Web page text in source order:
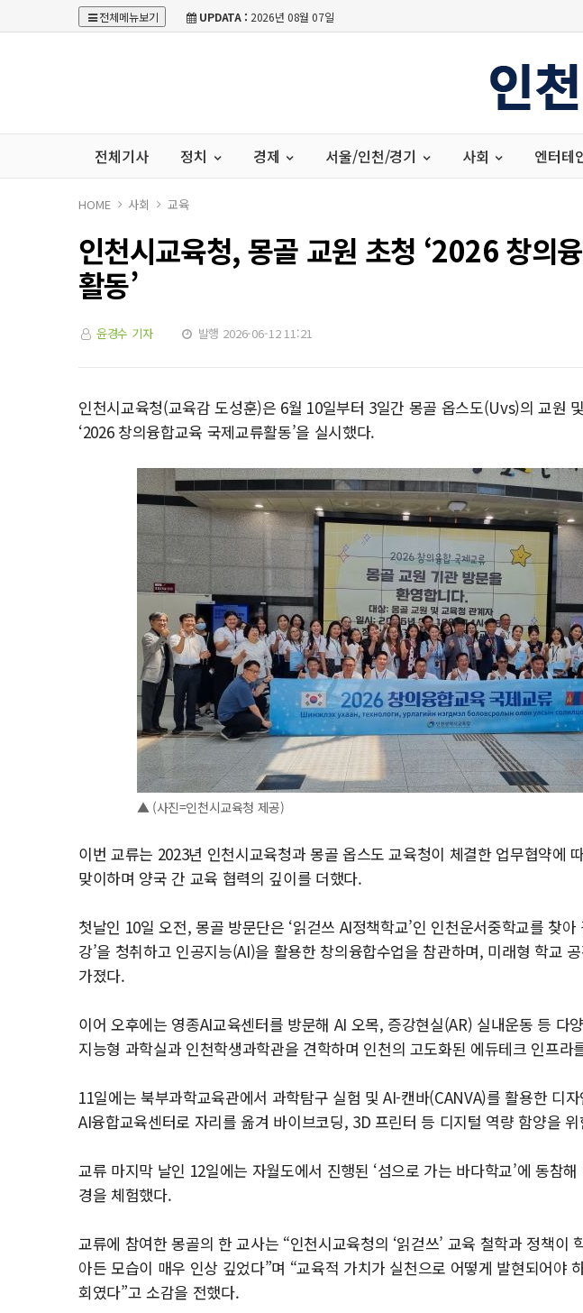
전체메뉴보기 UPDATA : 2026년 08월 07일
전체기사 정치 경제 서울/인천/경기 사회 엔터테
HOME 사회 교육
인천시교육청, 몽골 교원 초청 ‘2026 창의
활동’
윤경수 기자 발행 2026-06-12 11:21
인천시교육청(교육감 도성훈)은 6월 10일부터 3일간 몽골 옵스도(Uvs)의 교원
‘2026 창의융합교육 국제교류활동’을 실시했다.
▲ (사진=인천시교육청 제공)
이번 교류는 2023년 인천시교육청과 몽골 옵스도 교육청이 체결한 업무협약에
맞이하며 양국 간 교육 협력의 깊이를 더했다.
첫날인 10일 오전, 몽골 방문단은 ‘읽걷쓰 AI정책학교’인 인천운서중학교를 찾
강’을 청취하고 인공지능(AI)을 활용한 창의융합수업을 참관하며, 미래형 학교
가졌다.
이어 오후에는 영종AI교육센터를 방문해 AI 오목, 증강현실(AR) 실내운동 등 다
지능형 과학실과 인천학생과학관을 견학하며 인천의 고도화된 에듀테크 인프라
11일에는 북부과학교육관에서 과학탐구 실험 및 AI-캔바(CANVA)를 활용한 디
AI융합교육센터로 자리를 옮겨 바이브코딩, 3D 프린터 등 디지털 역량 함양을
교류 마지막 날인 12일에는 자월도에서 진행된 ‘섬으로 가는 바다학교’에 동참
경을 체험했다.
교류에 참여한 몽골의 한 교사는 “인천시교육청의 ‘읽걷쓰’ 교육 철학과 정책이
아든 모습이 매우 인상 깊었다”며 “교육적 가치가 실천으로 어떻게 발현되어야
회였다”고 소감을 전했다.